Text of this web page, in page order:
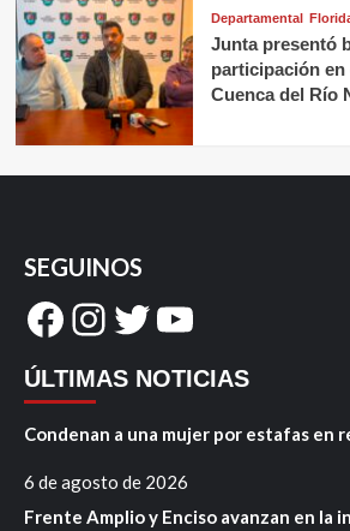
Departamental
Junta presentó
participación en
Cuenca del Río
SEGUINOS
Facebook
Instagram
Twitter
YouTube
ÚLTIMAS NOTICIAS
Condenan a una mujer por estafas en
6 de agosto de 2026
Frente Amplio y Enciso avanzan en la